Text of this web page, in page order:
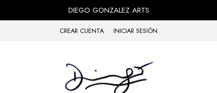
DIEGO GONZALEZ ARTS
CREAR CUENTA INICIAR SESIÓN